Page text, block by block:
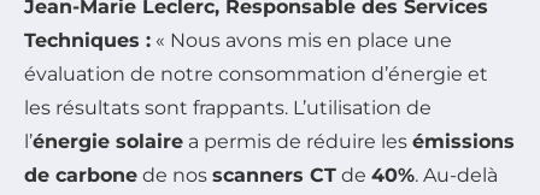
Jean-Marie Leclerc, Responsable des Services
Techniques : « Nous avons mis en place une
évaluation de notre consommation d’énergie et
les résultats sont frappants. L’utilisation de
l’énergie solaire a permis de réduire les émissions
de carbone de nos scanners CT de 40%. Au-delà